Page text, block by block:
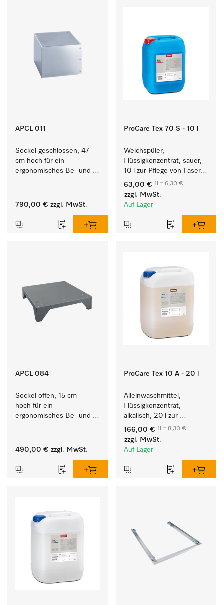
APCL 011
Sockel geschlossen, 47
cm hoch für ein
ergonomisches Be- und
Trockner.
790,00 € zzgl. MwSt.
ProCare Tex 70 S - 10 l
Weichspüler,
Flüssigkonzentrat, sauer,
10 l zur Pflege von Fasern
für eine langfristige
Geschmeidigkeit der
Textilien.
63,00 € 1l = 6,30 €
zzgl. MwSt.
Auf Lager
APCL 084
Sockel offen, 15 cm
hoch für ein
ergonomisches Be- und
Trockner.
490,00 € zzgl. MwSt.
ProCare Tex 10 A - 20 l
Alleinwaschmittel,
Flüssigkonzentrat,
alkalisch, 20 l zur
Reinigung weißer Textilien
und farbechter
Buntwäsche.
166,00 € 1l = 8,30 €
zzgl. MwSt.
Auf Lager